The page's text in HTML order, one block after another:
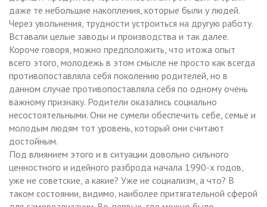
даже те небольшие накопления, которые были у людей.
Через увольнения, трудности устроиться на другую работу.
Вставали целые заводы и производства и так далее.
Короче говоря, можно предположить, что итожа опыт
всего этого, молодежь в этом смысле не просто как всегда
противопоставляла себя поколению родителей, но в
данном случае противопоставляла себя по одному очень
важному признаку. Родители оказались социально
несостоятельными. Они не сумели обеспечить себе, семье и
молодым людям тот уровень, который они считают
достойным.
Под влиянием этого и в ситуации довольно сильного
ценностного и идейного разброда начала 1990-х годов,
уже не советские, а какие? Уже не социализм, а что? В
таком состоянии, видимо, наиболее притягательной сферой